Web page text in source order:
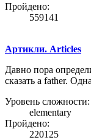
Пройдено:
559141
Артикли. Articles
Давно пора
сказать a father.
Уровень сложности:
elementary
Пройдено:
220125